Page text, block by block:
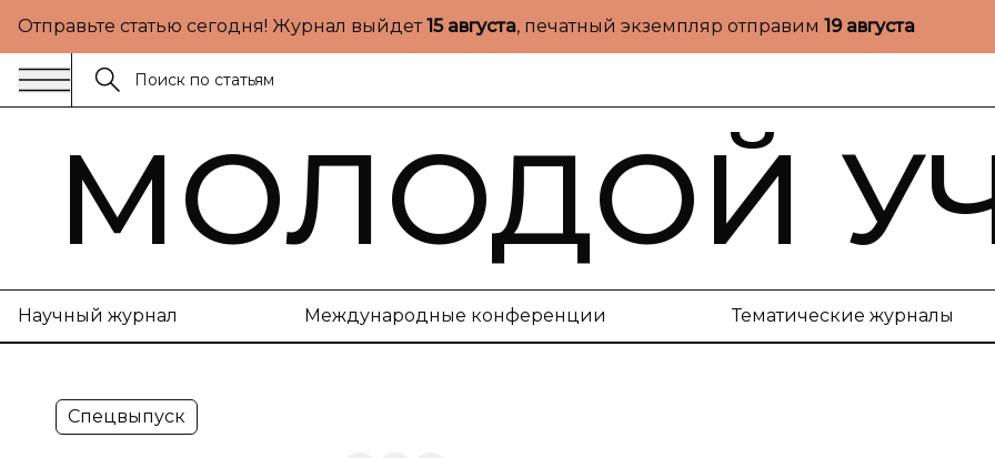
Отправьте статью сегодня! Журнал выйдет15 августа, печатный экземпляр отправим 19 августа
МОЛОДОЙ
Научный журнал Международные конференции Тематические журналы
Спецвыпуск